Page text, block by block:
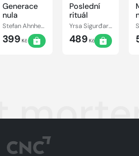
Generace
nula
Stefan Ahnhem
399 Kč
Poslední
rituál
Yrsa Sigurđardóttir
489 Kč